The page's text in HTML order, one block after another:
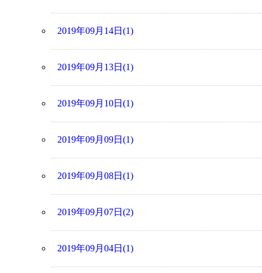
2019年09月14日(1)
2019年09月13日(1)
2019年09月10日(1)
2019年09月09日(1)
2019年09月08日(1)
2019年09月07日(2)
2019年09月04日(1)